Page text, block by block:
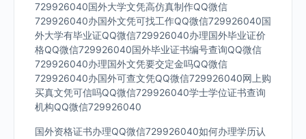
729926040国外大学文凭高仿真制作QQ微信
729926040办国外文凭可找工作QQ微信729926040国
外大学有毕业证QQ微信729926040办理国外毕业证价
格QQ微信729926040国外毕业证书编号查询QQ微信
729926040办理国外文凭要交定金吗QQ微信
729926040办国外可查文凭QQ微信729926040网上购
买真文凭可信吗QQ微信729926040学士学位证书查询
机构QQ微信729926040
国外资格证书办理QQ微信729926040如何办理学历认